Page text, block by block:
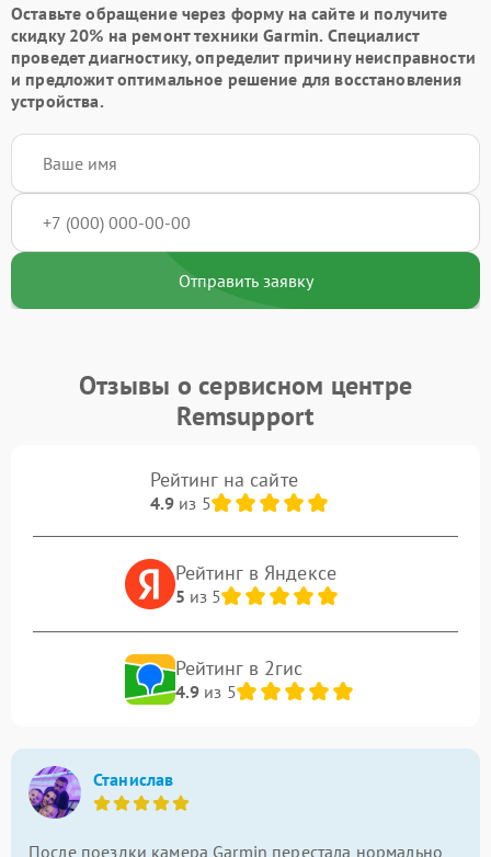
Оставьте обращение через форму на сайте и получите
скидку 20% на ремонт техники Garmin. Специалист
проведет диагностику, определит причину неисправности
и предложит оптимальное решение для восстановления
устройства.
Отправить заявку
Отзывы о сервисном центре
Remsupport
Рейтинг на сайте
4.9из 5
Рейтинг в Яндексе
5 из 5
Рейтинг в 2гис
4.9из 5
Станислав
После поездки камера Garmin перестала нормально